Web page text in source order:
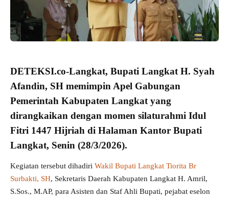
DETEKSI.co-Langkat, Bupati Langkat H. Syah
Afandin, SH memimpin Apel Gabungan
Pemerintah Kabupaten Langkat yang
dirangkaikan dengan momen silaturahmi Idul
Fitri 1447 Hijriah di Halaman Kantor Bupati
Langkat, Senin (28/3/2026).
Kegiatan tersebut dihadiri Wakil Bupati Langkat Tiorita Br
Surbakti, SH, Sekretaris Daerah Kabupaten Langkat H. Amril,
S.Sos., M.AP, para Asisten dan Staf Ahli Bupati, pejabat eselon